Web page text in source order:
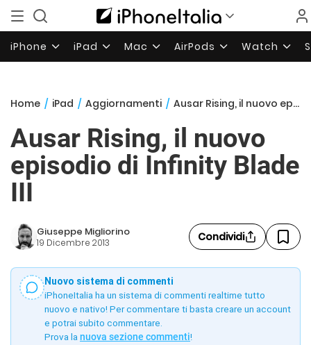
iPhone iPad Mac AirPods Watch
Home / iPad / Aggiornamenti / Ausar Rising, il nuovo episodio di Infinity Blade III
Ausar Rising, il nuovo
episodio di Infinity Blade
III
Giuseppe Migliorino
19 Dicembre 2013 Condividi
Nuovo sistema di commenti
iPhoneItalia ha un sistema di commenti realtime tutto
nuovo e nativo! Per commentare ti basta creare un account
e potrai subito commentare.
Prova la nuova sezione commenti!